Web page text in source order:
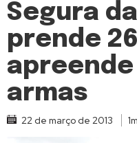
Segura
prende
armas
22 de março de 2013